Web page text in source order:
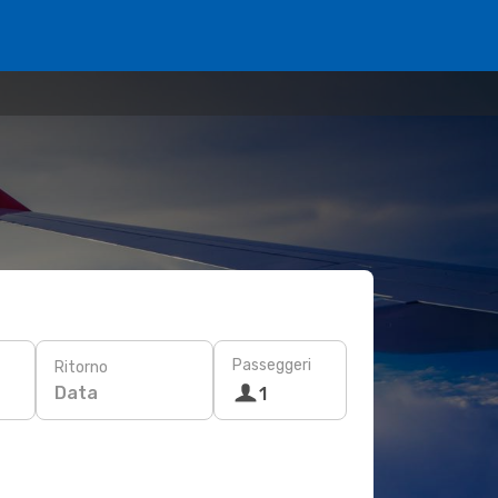
Ritorno
Data
Passeggeri
1